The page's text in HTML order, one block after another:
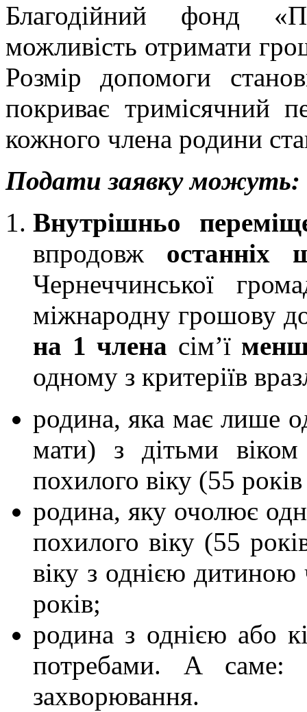
Благодійний фонд
можливість отримати
Розмір допомоги
покриває тримісячний
кожного члена родини
Подати заявку можуть:
Внутрішньо
впродовж останніх
Чернеччинської
міжнародну грошову
на 1 члена сім’ї
одному з критеріїв
родина, яка має лише
мати) з дітьми
похилого віку (55
родина, яку очолює
похи­лого віку (55
віку з однією дитиною
років;
родина з однією або
потребами. А саме:
захворювання.